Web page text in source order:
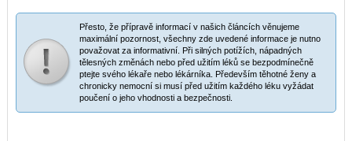
Přesto, že přípravě informací v našich článcích věnujeme
maximální pozornost, všechny zde uvedené informace je nutno
považovat za informativní. Při silných potížích, nápadných
tělesných změnách nebo před užitím léků se bezpodmínečně
ptejte svého lékaře nebo lékárníka. Především těhotné ženy a
chronicky nemocní si musí před užitím každého léku vyžádat
poučení o jeho vhodnosti a bezpečnosti.